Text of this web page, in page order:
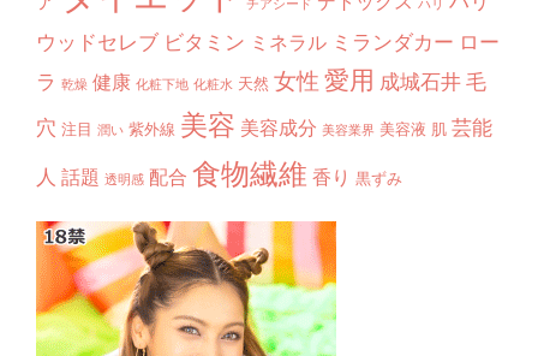
ウッドセレブ ビタミン ミネラル ミランダカー ロー
ラ 乾燥 健康 化粧下地 化粧水 天然 女性愛用 成城石井毛
穴 注目 潤い 紫外線 美容 美容成分 美容業界 美容液 肌 芸能
人 話題 透明感 配合 食物繊維 香り 黒ずみ